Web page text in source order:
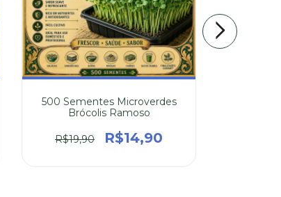
500 Sementes Microverdes
Brócolis Ramoso
R$19,90 R$14,90